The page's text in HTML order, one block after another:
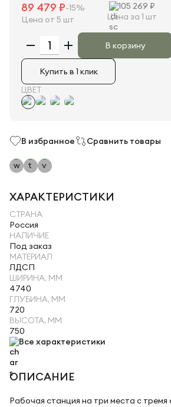
89 479 ₽-15%
Цена от 5 шт
105 269 ₽
Цена за 1 шт
В корзину
Купить в 1 клик
ЦВЕТ
В избранное Сравнить товары
ХАРАКТЕРИСТИКИ
СТРАНА
Россия
НАЛИЧИЕ
Под заказ
МАТЕРИАЛ
ЛДСП
ШИРИНА, ММ
4740
ГЛУБИНА, ММ
720
ВЫСОТА, ММ
750
Все характеристики
ОПИСАНИЕ
Рабочая станция на три места с